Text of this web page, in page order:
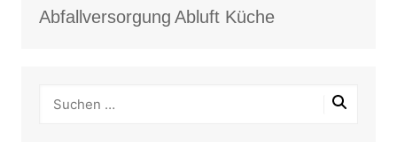
Abfallversorgung Abluft Küche